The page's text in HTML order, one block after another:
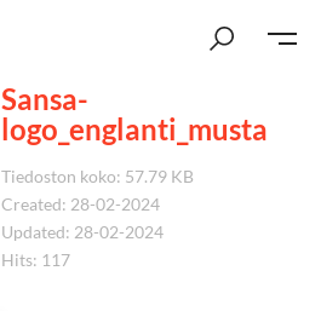
Sansa-
logo_englanti_musta
Tiedoston koko: 57.79 KB
Created: 28-02-2024
Updated: 28-02-2024
Hits: 117